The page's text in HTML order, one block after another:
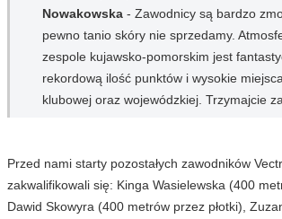
Nowakowska - Zawodnicy są bardzo
pewno tanio skóry nie sprzedamy.
zespole kujawsko-pomorskim jest
rekordową ilość punktów i wysokie
klubowej oraz wojewódzkiej. Trzymajcie
Przed nami starty pozostałych zawodników
zakwalifikowali się: Kinga Wasielewska (400
Dawid Skowyra (400 metrów przez płotki),